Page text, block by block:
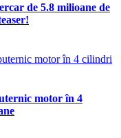
de 5.8 milioane de
motor în 4